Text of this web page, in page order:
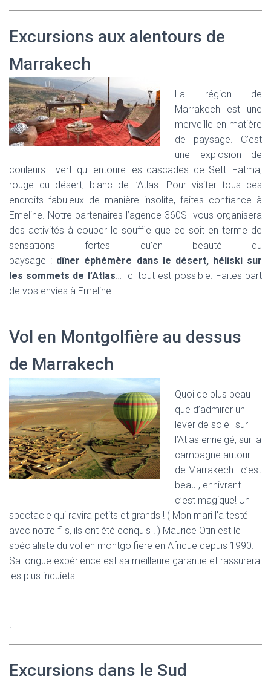
Excursions aux alentours de
Marrakech
La région de
Marrakech est une
merveille en matière
de paysage. C’est
une explosion de
couleurs : vert qui entoure les cascades de Setti Fatma,
rouge du désert, blanc de l’Atlas. Pour visiter tous ces
endroits fabuleux de manière insolite, faites confiance à
Emeline. Notre partenaires l’agence 360S vous organisera
des activités à couper le souffle que ce soit en terme de
sensations fortes qu’en beauté du
paysage : dîner éphémère dans le désert, héliski sur
les sommets de l’Atlas… Ici tout est possible. Faites part
de vos envies à Emeline.
Vol en Montgolfière au dessus
de Marrakech
Quoi de plus beau
que d’admirer un
lever de soleil sur
l’Atlas enneigé, sur la
campagne autour
de Marrakech.. c’est
beau , ennivrant …
c’est magique! Un
spectacle qui ravira petits et grands ! ( Mon mari l’a testé
avec notre fils, ils ont été conquis ! ) Maurice Otin est le
spécialiste du vol en montgolfiere en Afrique depuis 1990.
Sa longue expérience est sa meilleure garantie et rassurera
les plus inquiets.
.
.
Excursions dans le Sud